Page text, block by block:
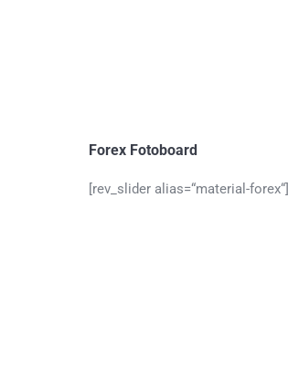
Forex Fotoboard
[rev_slider alias=“material-forex“]